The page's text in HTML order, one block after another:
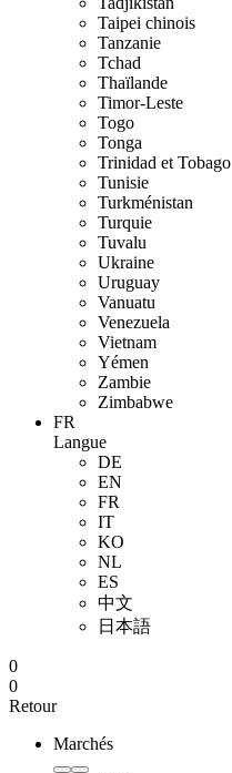
Taipei chinois
Tanzanie
Tchad
Thaïlande
Timor-Leste
Togo
Tonga
Trinidad et Tobago
Tunisie
Turkménistan
Turquie
Tuvalu
Ukraine
Uruguay
Vanuatu
Venezuela
Vietnam
Yémen
Zambie
Zimbabwe
FR
Langue
DE
EN
FR
IT
KO
NL
ES
中文
日本語
0
0
Retour
Marchés